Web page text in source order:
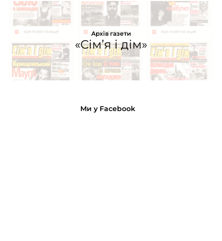
Архів газети
«Сім’я і дім»
Ми у Facebook